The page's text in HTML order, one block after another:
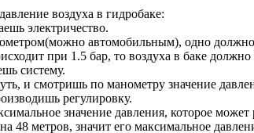
воздуха в гидробаке:
электричество.
автомобильным), одно
при 1.5 бар, то воздуха в баке должно
систему.
и смотришь по манометру значение
регулировку.
значение давления, которое
48 метров, значит его максимальное